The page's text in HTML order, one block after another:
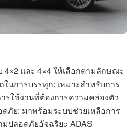
และ 4×4 ให้เลือกตามลักษณะ
นการบรรทุก: เหมาะสำหรับการ
รใช้งานที่ต้องการความคล่องตัว
ภัย: มาพร้อมระบบช่วยเหลือการ
ปลอดภัยอัจฉริยะ ADAS